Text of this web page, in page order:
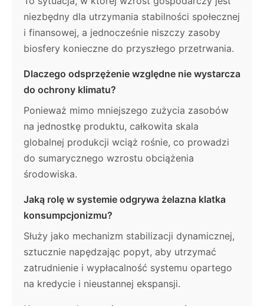
niezbędny dla utrzymania stabilności społecznej
i finansowej, a jednocześnie niszczy zasoby
biosfery konieczne do przyszłego przetrwania.
Dlaczego odsprzężenie względne nie wystarcza
do ochrony klimatu?
Ponieważ mimo mniejszego zużycia zasobów
na jednostkę produktu, całkowita skala
globalnej produkcji wciąż rośnie, co prowadzi
do sumarycznego wzrostu obciążenia
środowiska.
Jaką rolę w systemie odgrywa żelazna klatka
konsumpcjonizmu?
Służy jako mechanizm stabilizacji dynamicznej,
sztucznie napędzając popyt, aby utrzymać
zatrudnienie i wypłacalność systemu opartego
na kredycie i nieustannej ekspansji.